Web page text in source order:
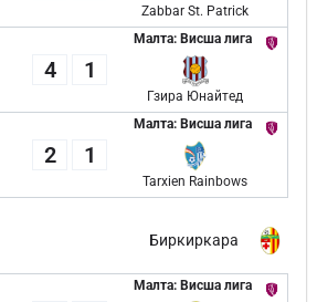
Zabbar St. Patrick
Малта: Висша лига
4 1
Гзира Юнайтед
Малта: Висша лига
2 1
Tarxien Rainbows
Биркиркара
Малта: Висша лига